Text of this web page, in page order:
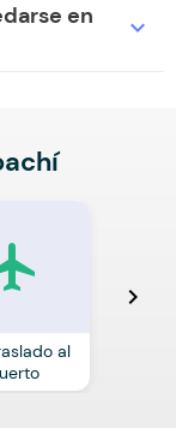
en
expand_more
al
chevron_right